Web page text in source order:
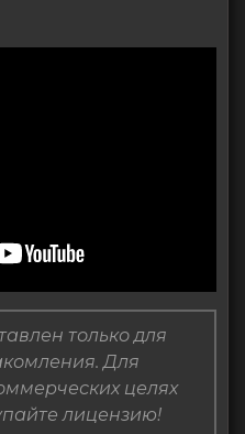
только для
Для
целях
лицензию!